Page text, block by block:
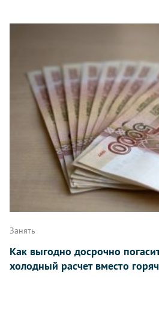
Занять
Как выгодно досрочно
холодный расчет вместо